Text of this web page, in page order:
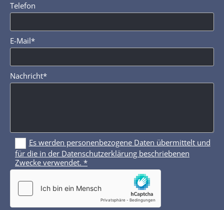
Telefon
E-Mail*
Nachricht*
Es werden personenbezogene Daten übermittelt und
für die in der Datenschutzerklärung beschriebenen
Zwecke verwendet. *